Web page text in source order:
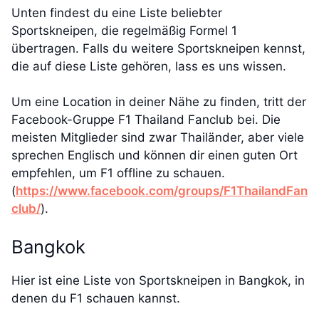
Unten findest du eine Liste beliebter
Sportskneipen, die regelmäßig Formel 1
übertragen. Falls du weitere Sportskneipen kennst,
die auf diese Liste gehören, lass es uns wissen.
Um eine Location in deiner Nähe zu finden, tritt der
Facebook-Gruppe F1 Thailand Fanclub bei. Die
meisten Mitglieder sind zwar Thailänder, aber viele
sprechen Englisch und können dir einen guten Ort
empfehlen, um F1 offline zu schauen.
(https://www.facebook.com/groups/F1ThailandFan
club/).
Bangkok
Hier ist eine Liste von Sportskneipen in Bangkok, in
denen du F1 schauen kannst.